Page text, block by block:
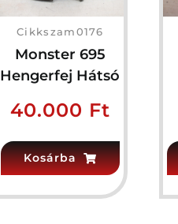
Cikkszam0176
Monster 695
Hengerfej Hátsó
40.000 Ft
Kosárba